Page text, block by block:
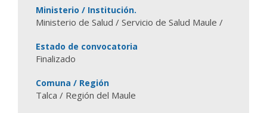
Ministerio / Institución.
Ministerio de Salud / Servicio de Salud Maule /
Estado de convocatoria
Finalizado
Comuna / Región
Talca / Región del Maule